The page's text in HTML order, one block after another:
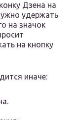
Дзена на
удержать
на значок
на кнопку
иначе: